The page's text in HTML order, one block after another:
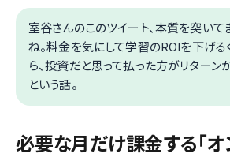
室谷さんのこのツイート、本質を突いて
ね。料金を気にして学習のROIを下げる
ら、投資だと思って払った方がリターン
という話。
必要な月だけ課金する「オ